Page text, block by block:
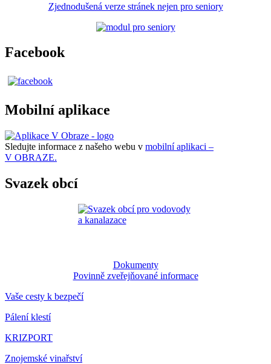
Zjednodušená verze stránek nejen pro seniory
Facebook
Mobilní aplikace
Sledujte informace z našeho webu v mobilní aplikaci –
V OBRAZE.
Svazek obcí
Dokumenty
Povinně zveřejňované informace
Vaše cesty k bezpečí
Pálení klestí
KRIZPORT
Znojemské vinařství